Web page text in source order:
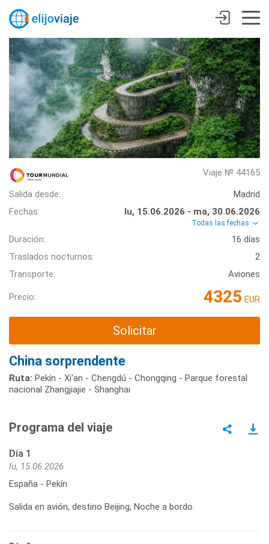
Viaje № 44165
Salida desde:
Madrid
Fechas:
lu, 15.06.2026 - ma, 30.06.2026
Todas las fechas
Duración:
16 días
Traslados nocturnos:
2
Transporte:
Aviones
Precio: 4325 EUR
Solicitar
China sorprendente
Ruta: Pekín - Xi'an - Chengdú - Chongqing - Parque forestal
nacional Zhangjiajie - Shanghai
Programa del viaje
Día 1
lu, 15.06.2026
España - Pekín
Salida en avión, destino Beijing, Noche a bordo.